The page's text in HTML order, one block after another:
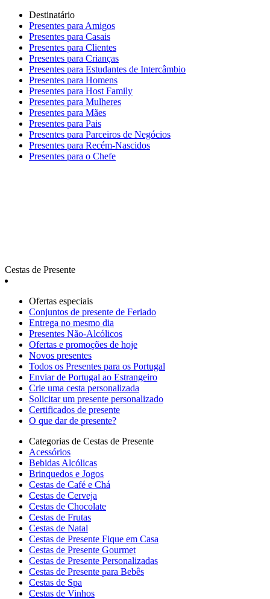
Destinatário
Presentes para Amigos
Presentes para Casais
Presentes para Clientes
Presentes para Crianças
Presentes para Estudantes de Intercâmbio
Presentes para Homens
Presentes para Host Family
Presentes para Mulheres
Presentes para Mães
Presentes para Pais
Presentes para Parceiros de Negócios
Presentes para Recém-Nascidos
Presentes para o Chefe
Cestas de Presente
Ofertas especiais
Сonjuntos de presente de Feriado
Entrega no mesmo dia
Presentes Não-Alcólicos
Ofertas e promoções de hoje
Novos presentes
Todos os Presentes para os Portugal
Enviar de Portugal ao Estrangeiro
Crie uma cesta personalizada
Solicitar um presente personalizado
Certificados de presente
O que dar de presente?
Categorias de Cestas de Presente
Acessórios
Bebidas Alcólicas
Brinquedos e Jogos
Cestas de Café e Chá
Cestas de Cerveja
Cestas de Chocolate
Cestas de Frutas
Cestas de Natal
Cestas de Presente Fique em Casa
Cestas de Presente Gourmet
Cestas de Presente Personalizadas
Cestas de Presente para Bebês
Cestas de Spa
Cestas de Vinhos